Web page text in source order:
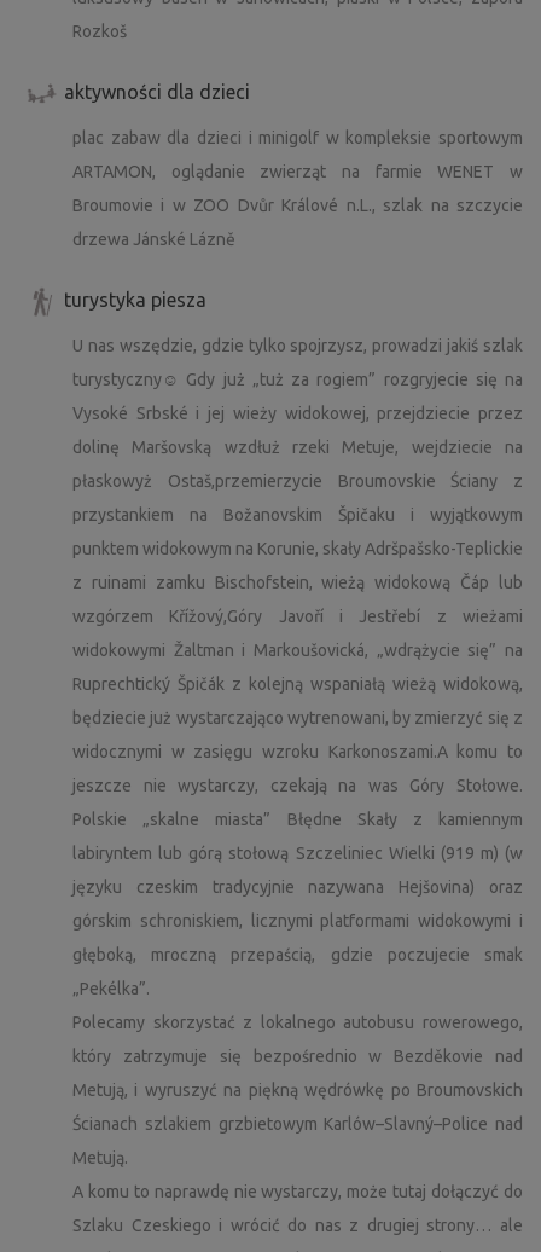
Rozkoš
aktywności dla dzieci
plac zabaw dla dzieci i minigolf w kompleksie sportowym
ARTAMON, oglądanie zwierząt na farmie WENET w
Broumovie i w ZOO Dvůr Králové n.L., szlak na szczycie
drzewa Jánské Lázně
turystyka piesza
U nas wszędzie, gdzie tylko spojrzysz, prowadzi jakiś szlak
turystyczny☺ Gdy już „tuż za rogiem” rozgryjecie się na
Vysoké Srbské i jej wieży widokowej, przejdziecie przez
dolinę Maršovską wzdłuż rzeki Metuje, wejdziecie na
płaskowyż Ostaš,przemierzycie Broumovskie Ściany z
przystankiem na Božanovskim Špičaku i wyjątkowym
punktem widokowym na Korunie, skały Adršpašsko-Teplickie
z ruinami zamku Bischofstein, wieżą widokową Čáp lub
wzgórzem Křížový,Góry Javoří i Jestřebí z wieżami
widokowymi Žaltman i Markoušovická, „wdrążycie się” na
Ruprechtický Špičák z kolejną wspaniałą wieżą widokową,
będziecie już wystarczająco wytrenowani, by zmierzyć się z
widocznymi w zasięgu wzroku Karkonoszami.A komu to
jeszcze nie wystarczy, czekają na was Góry Stołowe.
Polskie „skalne miasta” Błędne Skały z kamiennym
labiryntem lub górą stołową Szczeliniec Wielki (919 m) (w
języku czeskim tradycyjnie nazywana Hejšovina) oraz
górskim schroniskiem, licznymi platformami widokowymi i
głęboką, mroczną przepaścią, gdzie poczujecie smak
„Pekélka”.
Polecamy skorzystać z lokalnego autobusu rowerowego,
który zatrzymuje się bezpośrednio w Bezděkovie nad
Metują, i wyruszyć na piękną wędrówkę po Broumovskich
Ścianach szlakiem grzbietowym Karlów–Slavný–Police nad
Metują.
A komu to naprawdę nie wystarczy, może tutaj dołączyć do
Szlaku Czeskiego i wrócić do nas z drugiej strony… ale